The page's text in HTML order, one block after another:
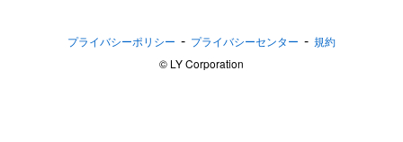
プライバシーポリシー - プライバシーセンター - 規約
©︎ LY Corporation